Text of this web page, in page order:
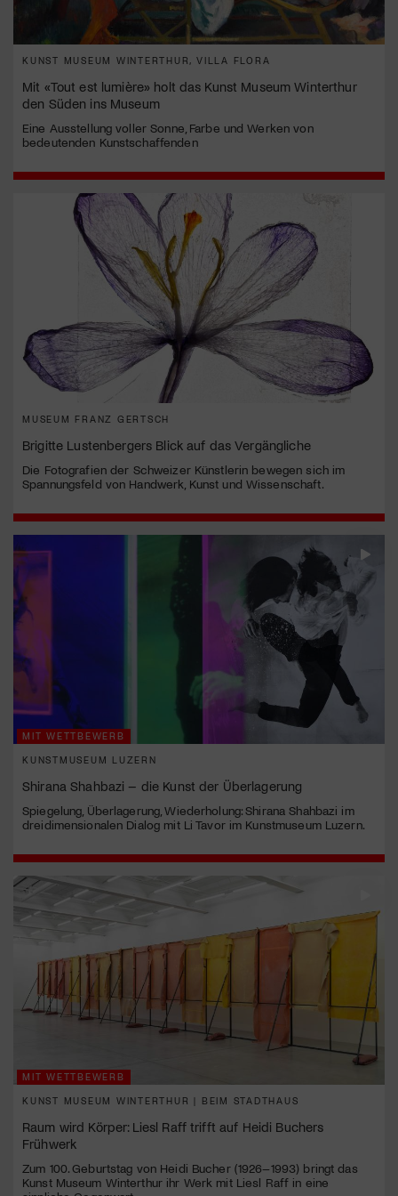
KUNST MUSEUM WINTERTHUR, VILLA FLORA
Mit «Tout est lumière» holt das Kunst Museum Winterthur
den Süden ins Museum
Eine Ausstellung voller Sonne, Farbe und Werken von
bedeutenden Kunstschaffenden
MUSEUM FRANZ GERTSCH
Brigitte Lustenbergers Blick auf das Vergängliche
Die Fotografien der Schweizer Künstlerin bewegen sich im
Spannungsfeld von Handwerk, Kunst und Wissenschaft.
MIT WETTBEWERB
KUNSTMUSEUM LUZERN
Shirana Shahbazi – die Kunst der Überlagerung
Spiegelung, Überlagerung, Wiederholung: Shirana Shahbazi im
dreidimensionalen Dialog mit Li Tavor im Kunstmuseum Luzern.
MIT WETTBEWERB
KUNST MUSEUM WINTERTHUR | BEIM STADTHAUS
Raum wird Körper: Liesl Raff trifft auf Heidi Buchers
Frühwerk
Zum 100. Geburtstag von Heidi Bucher (1926–1993) bringt das
Kunst Museum Winterthur ihr Werk mit Liesl Raff in eine